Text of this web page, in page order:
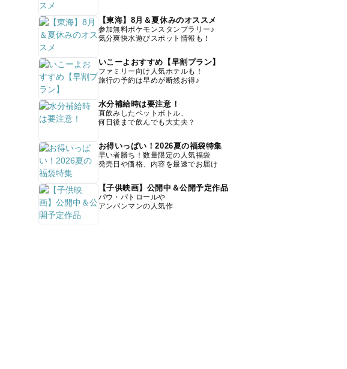
【東海】8月＆夏休みのオススメ
参加無料ポケモンスタンプラリー♪
気分爽快水遊びスポット情報も！
いこーよおすすめ【早割プラン】
ファミリー向け人気ホテルも！
旅行の予約は早めが断然お得♪
水分補給時は要注意！
直飲みしたペットボトル、
何日後まで飲んでも大丈夫？
お得いっぱい！2026夏の福袋特集
早い者勝ち！数量限定の人気福袋
発売日や価格、内容を最速でお届け
【子供映画】公開中＆公開予定作品
パウ・パトロールや
アンパンマンの人気作